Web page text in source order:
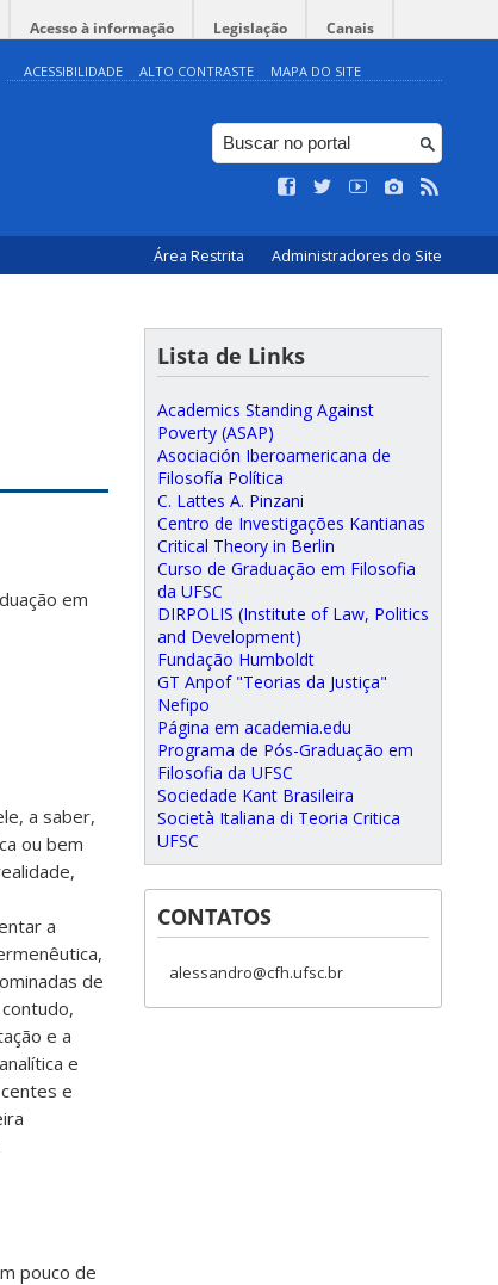
Acesso à informação Legislação Canais
ACESSIBILIDADE ALTO CONTRASTE MAPA DO SITE
Área Restrita Administradores do Site
em
a saber,
ou bem
a
de
e a
e
e
pouco de
Lista de Links
Academics Standing Against
Poverty (ASAP)
Asociación Iberoamericana de
Filosofía Política
C. Lattes A. Pinzani
Centro de Investigações Kantianas
Critical Theory in Berlin
Curso de Graduação em Filosofia
da UFSC
DIRPOLIS (Institute of Law, Politics
and Development)
Fundação Humboldt
GT Anpof "Teorias da Justiça"
Nefipo
Página em academia.edu
Programa de Pós-Graduação em
Filosofia da UFSC
Sociedade Kant Brasileira
Società Italiana di Teoria Critica
UFSC
CONTATOS
alessandro@cfh.ufsc.br